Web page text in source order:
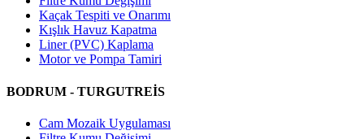
Kaçak Tespiti ve Onarımı
Kışlık Havuz Kapatma
Liner (PVC) Kaplama
Motor ve Pompa Tamiri
BODRUM - TURGUTREİS
Cam Mozaik Uygulaması